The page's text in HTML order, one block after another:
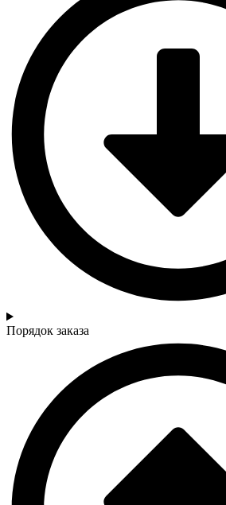
Порядок заказа